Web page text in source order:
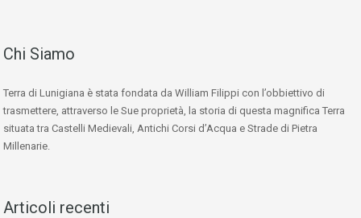
Chi Siamo
Terra di Lunigiana è stata fondata da William Filippi con l’obbiettivo di
trasmettere, attraverso le Sue proprietà, la storia di questa magnifica Terra
situata tra Castelli Medievali, Antichi Corsi d’Acqua e Strade di Pietra
Millenarie.
Articoli recenti